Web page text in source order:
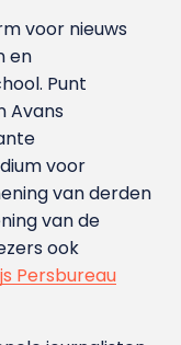
voor nieuws
en
Punt
Avans
voor
van derden
van de
ook
Persbureau